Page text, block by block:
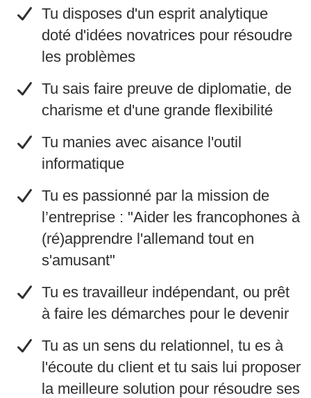
​Tu disposes d'un esprit analytique
doté d'idées novatrices pour résoudre
les problèmes
​Tu sais faire preuve de diplomatie, de
charisme et d'une grande flexibilité
​Tu manies avec aisance l'outil
informatique
​Tu es passionné par la mission de
l’entreprise : "Aider les francophones à
(ré)apprendre l'allemand tout en
s'amusant"
​Tu es travailleur indépendant, ou prêt
à faire les démarches pour le devenir
​Tu as un sens du relationnel, tu es à
l'écoute du client et tu sais lui proposer
la meilleure solution pour résoudre ses